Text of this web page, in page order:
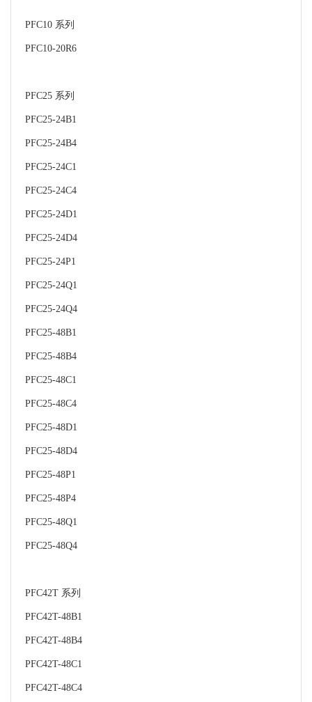
PFC10 系列
PFC10-20R6
PFC25 系列
PFC25-24B1
PFC25-24B4
PFC25-24C1
PFC25-24C4
PFC25-24D1
PFC25-24D4
PFC25-24P1
PFC25-24Q1
PFC25-24Q4
PFC25-48B1
PFC25-48B4
PFC25-48C1
PFC25-48C4
PFC25-48D1
PFC25-48D4
PFC25-48P1
PFC25-48P4
PFC25-48Q1
PFC25-48Q4
PFC42T 系列
PFC42T-48B1
PFC42T-48B4
PFC42T-48C1
PFC42T-48C4